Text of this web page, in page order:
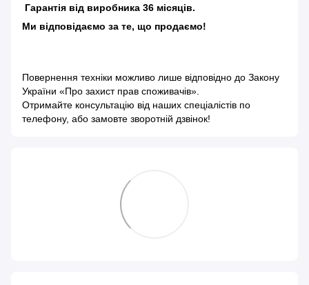
Гарантія від виробника 36 місяців.
Ми відповідаємо за те, що продаємо!
Повернення техніки можливо лише відповідно до Закону
України «Про захист прав споживачів»
Отримайте консультацію від наших спеціалістів по
телефону, або замовте зворотній дзвінок!